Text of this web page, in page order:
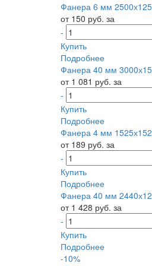
Фанера 6 мм
от 150 руб. за
-
Купить
Подробнее
Фанера 40 мм
от 1 081 руб. за
-
Купить
Подробнее
Фанера 4 мм
от 189 руб. за
-
Купить
Подробнее
Фанера 40 мм
от 1 428 руб. за
-
Купить
Подробнее
-10%